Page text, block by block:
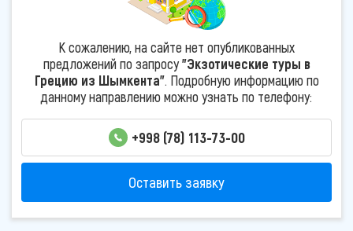
К сожалению, на сайте нет опубликованных
предложений по запросу"Экзотические туры в
Грецию из Шымкента". Подробную информацию по
данному направлению можно узнать по телефону:
+998 (78) 113-73-00
Оставить заявку